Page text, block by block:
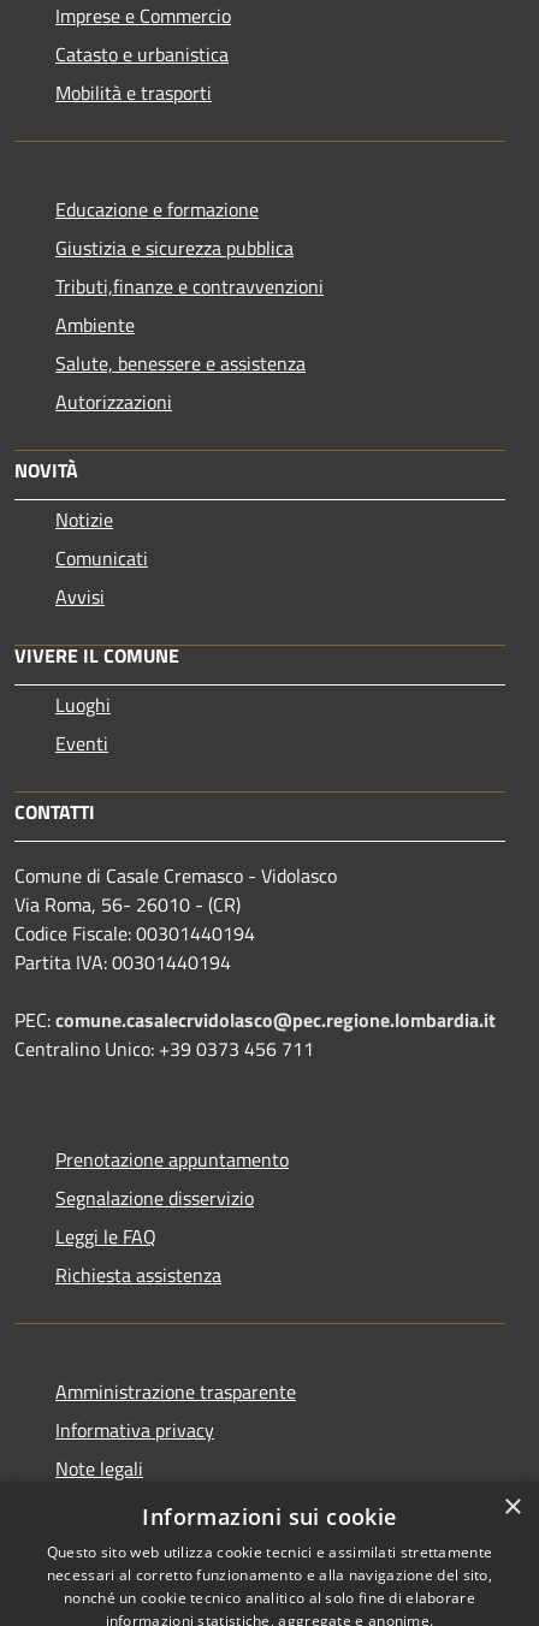
Imprese e Commercio
Catasto e urbanistica
Mobilità e trasporti
Educazione e formazione
Giustizia e sicurezza pubblica
Tributi,finanze e contravvenzioni
Ambiente
Salute, benessere e assistenza
Autorizzazioni
NOVITÀ
Notizie
Comunicati
Avvisi
VIVERE IL COMUNE
Luoghi
Eventi
CONTATTI
Comune di Casale Cremasco - Vidolasco
Via Roma, 56- 26010 - (CR)
Codice Fiscale: 00301440194
Partita IVA: 00301440194
PEC:comune.casalecrvidolasco@pec.regione.lombardia.it
Centralino Unico: +39 0373 456 711
Prenotazione appuntamento
Segnalazione disservizio
Leggi le FAQ
Richiesta assistenza
Amministrazione trasparente
Informativa privacy
Note legali
Dichiarazione di accessibilità
×
Informazioni sui cookie
Questo sito web utilizza cookie tecnici e assimilati strettamente
necessari al corretto funzionamento e alla navigazione del sito,
nonché un cookie tecnico analitico al solo fine di elaborare
informazioni statistiche, aggregate e anonime.